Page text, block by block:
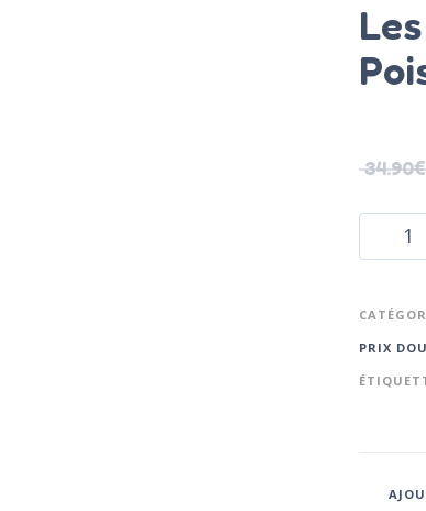
34.90€
PRIX